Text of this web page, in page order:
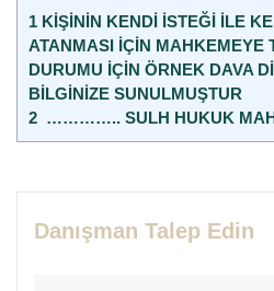
1 KİŞİNİN KENDİ İSTEĞİ İLE
ATANMASI İÇİN MAHKEMEYE
DURUMU İÇİN ÖRNEK DAVA
BİLGİNİZE SUNULMUŞTUR
2 ………….. SULH HUKUK
Danışman Talep Edin